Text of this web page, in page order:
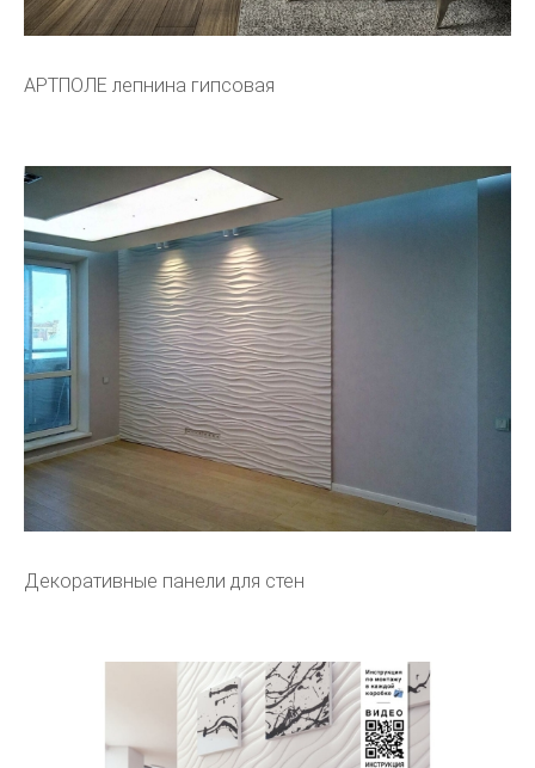
АРТПОЛЕ лепнина гипсовая
Декоративные панели для стен